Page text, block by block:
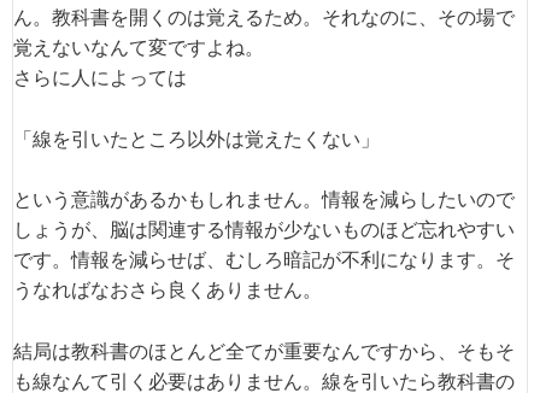
ん。教科書を開くのは覚えるため。それなのに、その場で
覚えないなんて変ですよね。
さらに人によっては
「線を引いたところ以外は覚えたくない」
という意識があるかもしれません。情報を減らしたいので
しょうが、脳は関連する情報が少ないものほど忘れやすい
です。情報を減らせば、むしろ暗記が不利になります。そ
うなればなおさら良くありません。
結局は教科書のほとんど全てが重要なんですから、そもそ
も線なんて引く必要はありません。線を引いたら教科書の